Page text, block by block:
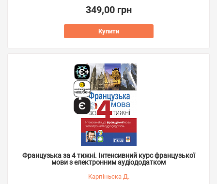
349,00 грн
Купити
Французька за 4 тижні. Інтенсивний курс французької
мови з електронним аудіододатком
Карпіньска Д.